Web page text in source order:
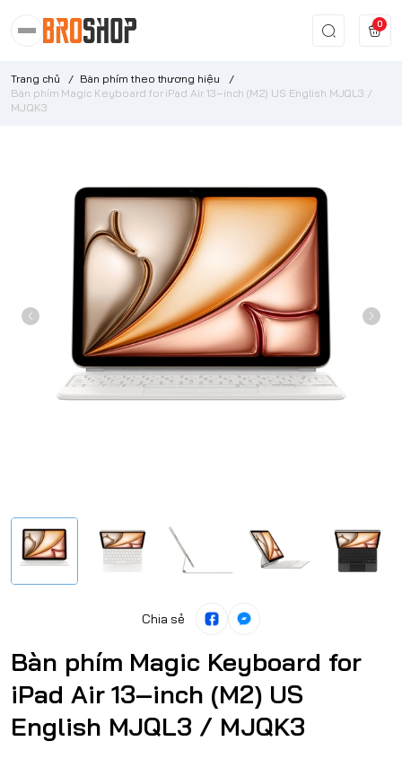
0
Trang chủ / Bàn phím theo thương hiệu
/
Bàn phím Magic Keyboard for iPad Air 13‑inch (M2) US English MJQL3 /
MJQK3
Chia sẻ
Bàn phím Magic Keyboard for
iPad Air 13‑inch (M2) US
English MJQL3 / MJQK3